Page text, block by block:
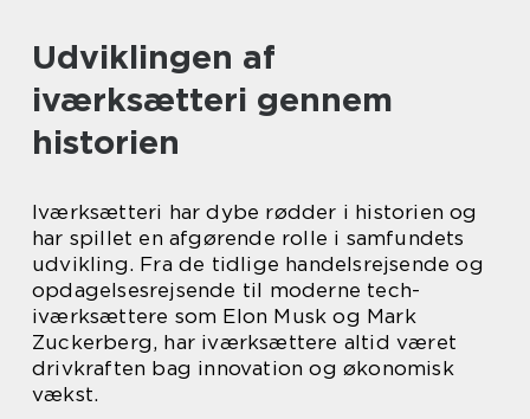
Udviklingen af
iværksætteri gennem
historien
Iværksætteri har dybe rødder i historien og
har spillet en afgørende rolle i samfundets
udvikling. Fra de tidlige handelsrejsende og
opdagelsesrejsende til moderne tech-
iværksættere som Elon Musk og Mark
Zuckerberg, har iværksættere altid været
drivkraften bag innovation og økonomisk
vækst.